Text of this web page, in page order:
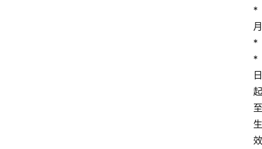
*
月
*
*
日
起
至
生
效